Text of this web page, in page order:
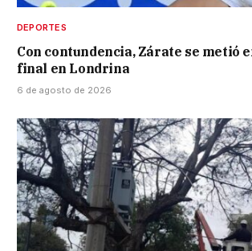
DEPORTES
Con contundencia, Zárate se metió
final en Londrina
6 de agosto de 2026